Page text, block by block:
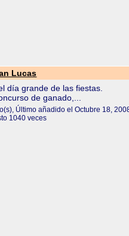
Lucas
día grande de las fiestas.
de ganado,...
Último añadido el Octubre 18,
1040 veces